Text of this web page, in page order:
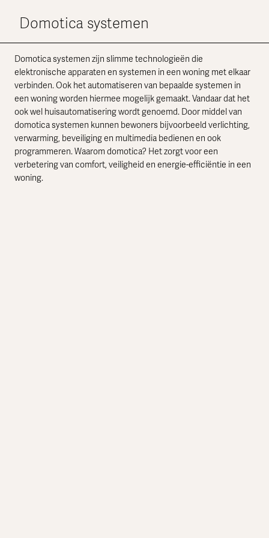
Domotica systemen
Domotica systemen zijn slimme technologieën die
elektronische apparaten en systemen in een woning met elkaar
verbinden. Ook het automatiseren van bepaalde systemen in
een woning worden hiermee mogelijk gemaakt. Vandaar dat het
ook wel huisautomatisering wordt genoemd. Door middel van
domotica systemen kunnen bewoners bijvoorbeeld verlichting,
verwarming, beveiliging en multimedia bedienen en ook
programmeren. Waarom domotica? Het zorgt voor een
verbetering van comfort, veiligheid en energie-efficiëntie in een
woning.